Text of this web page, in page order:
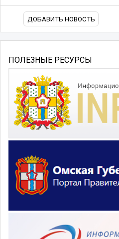
ДОБАВИТЬ НОВОСТЬ
ПОЛЕЗНЫЕ РЕСУРСЫ